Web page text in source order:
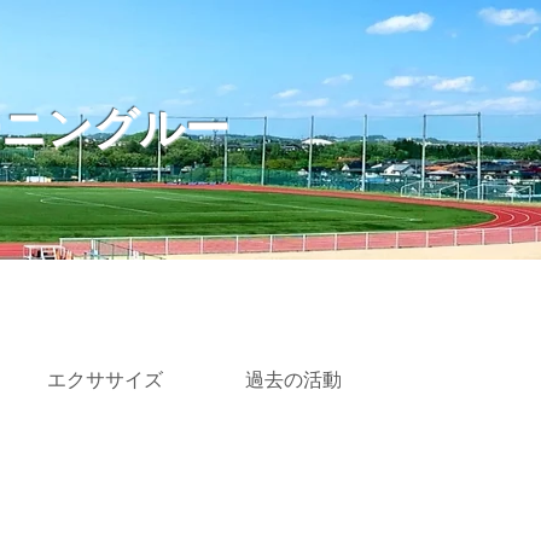
ングルー
エクササイズ 過去の活動